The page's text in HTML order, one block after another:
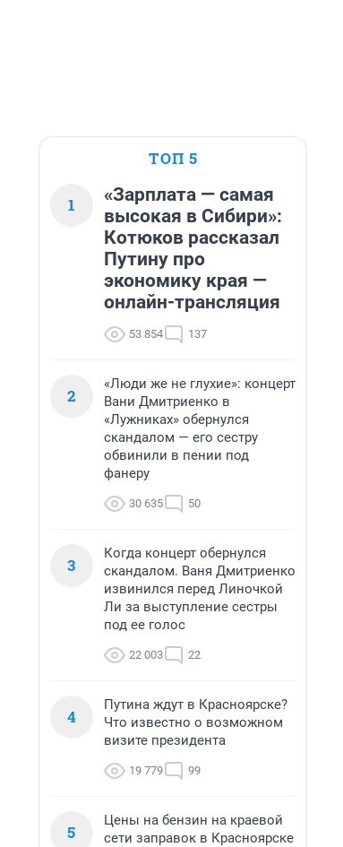
ТОП 5
1
«Зарплата — самая
высокая в Сибири»:
Котюков рассказал
Путину про
экономику края —
онлайн-трансляция
53 854 137
2
«Люди же не глухие»: концерт
Вани Дмитриенко в
«Лужниках» обернулся
скандалом — его сестру
обвинили в пении под
фанеру
30 635 50
3
Когда концерт обернулся
скандалом. Ваня Дмитриенко
извинился перед Линочкой
Ли за выступление сестры
под ее голос
22 003 22
4
Путина ждут в Красноярске?
Что известно о возможном
визите президента
19 779 99
5
Цены на бензин на краевой
сети заправок в Красноярске